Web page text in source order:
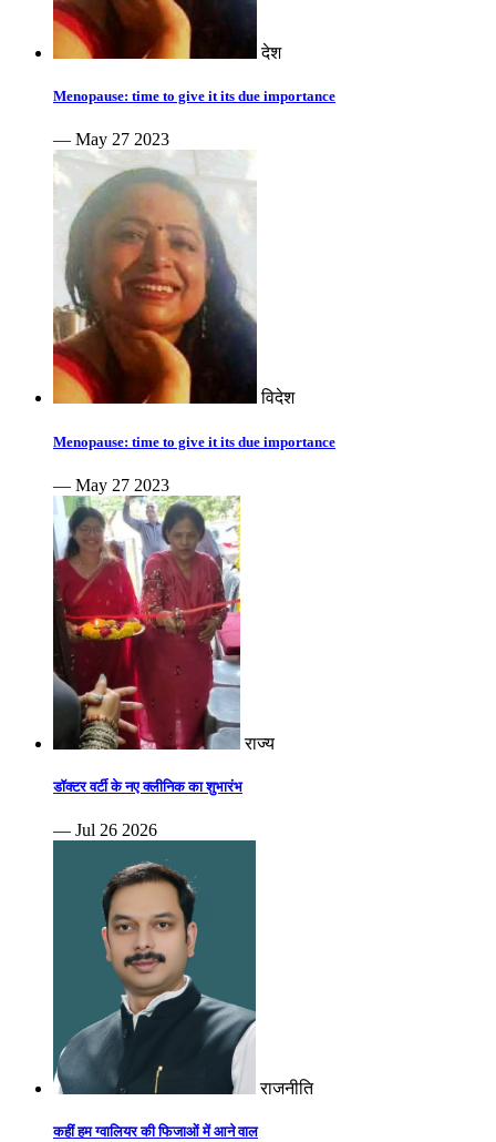
देश
Menopause: time to give it its due importance
— May 27 2023
विदेश
Menopause: time to give it its due importance
— May 27 2023
राज्य
डॉक्टर वर्टी के नए क्लीनिक का शुभारंभ
— Jul 26 2026
राजनीति
कहीं हम ग्वालियर की फिजाओं में आने वाल